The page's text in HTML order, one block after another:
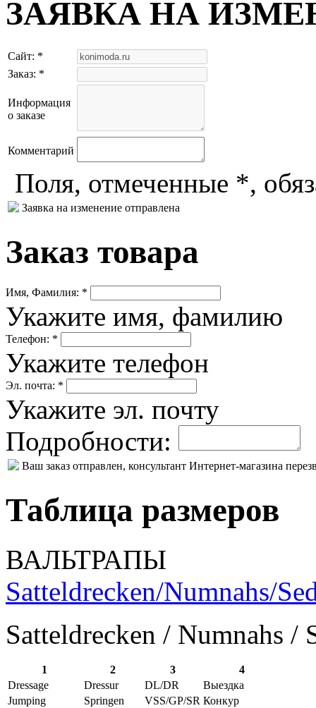
ЗАЯВКА НА
Сайт: *
Заказ: *
Информация
о заказе
Комментарий
Поля, отмеченные *,
Заявка на изменение отправлена
Заказ товара
Имя, Фамилия: *
Укажите имя, фамилию
Телефон: *
Укажите телефон
Эл. почта: *
Укажите эл. почту
Подробности:
Ваш заказ отправлен, консультант Интернет-магазина
Таблица размеров
ВАЛЬТРАПЫ
Satteldrecken/Numnahs/
Satteldrecken / Numnahs /
1 2 3
4
Dressage
Dressur DL/DR
Выездка
Jumping
Springen VSS/GP/SR Конкур